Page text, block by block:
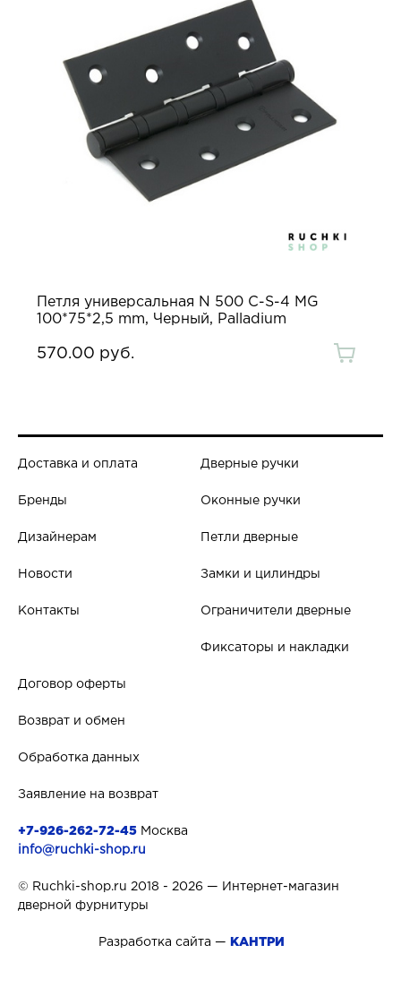
Петля универсальная N 500 C-S-4 MG
100*75*2,5 mm, Черный, Palladium
570.00 руб.
Доставка и оплата
Бренды
Дизайнерам
Новости
Контакты
Дверные ручки
Оконные ручки
Петли дверные
Замки и цилиндры
Ограничители дверные
Фиксаторы и накладки
Договор оферты
Возврат и обмен
Обработка данных
Заявление на возврат
+7-926-262-72-45 Москва
info@ruchki-shop.ru
© Ruchki-shop.ru 2018 - 2026 — Интернет-магазин
дверной фурнитуры
Разработка сайта — КАНТРИ